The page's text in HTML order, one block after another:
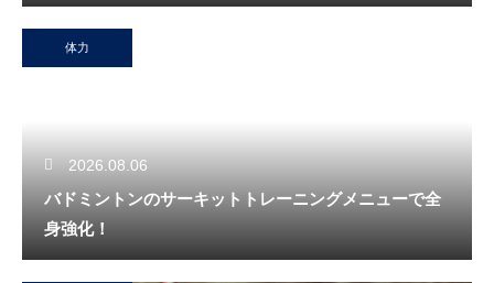
体力
2026.08.06
バドミントンのサーキットトレーニングメニューで全
身強化！